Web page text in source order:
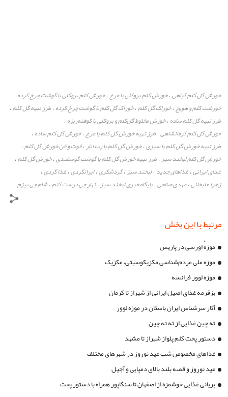
خورش گل کلم گیاهی،خورش کلم بروکلی با مرغ،خورش کلم بروکلی با گوشت چرخ کرده ،
خورشت کلم و هویج،خوراک گل کلم،خوراک گل کلم با گوشت چرخ کرده ،طرز تهیه گل کلم،
طرز تهیه گل کلم ساده ،خورش مخلوط گل‌کلم و بروکلی با کوفته‌ریزه ،
خورش گل کلم کرمانشاهی،طرز تهیه خورش گل کلم با مرغ،خورش گل کلم ساده ،
طرز تهیه خورش گل کلم با سبزی،خورش گل کلم با رب انار،فوت و فن خورش گل کلم،
خورش گل کلم لبخند سبز،طرز تهیه خورش گل کلم با گوشت گوسفندی،خورش گل کلم،
غذای ایرانی،غذاهای جدید ،لبخند سبز،گردشگری،ایرانگردی،غذا گردی،
زهرا علیخانی،مهدی صالحی،پایگاه خبری لبخند سبز،نهار چی درست کنم،شام چی بپزم،
مرتبط با این بخش
موزهٔ اورسی در پاریس
موزه ملی مردم‌شناسی مکزیکوسیتی، مکزیک
موزه لوور فرانسه
بزقرمه غذای اصیل ایرانی از شیراز تا کرمان
آثار سرشناس ایران باستان در موزه لوور
ته چین غذایی از ته ته چین
دستور پخت کلم پلواز شیراز تا مشهد
غذاهای مخصوص شب عید نوروز در شهرهای مختلف
عید نوروز و قصه بلند بالای دمپایی و آجیل
بریانی غذایی خوشمزه از اصفهان تا سنگاپور همراه با دستور پخت